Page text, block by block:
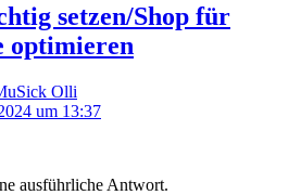
setzen/Shop für
optimieren
Olli
um 13:37
ausführliche Antwort.